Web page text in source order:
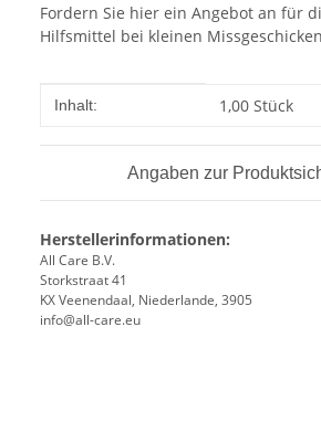
Fordern Sie hier ein Angebot an für
Hilfsmittel bei kleinen
Produkteigenschaft
Wert
Inhalt: 1,00 Stück
Angaben zur
Herstellerinformationen:
All Care B.V.
Storkstraat 41
KX Veenendaal, Niederlande, 3905
info@all-care.eu